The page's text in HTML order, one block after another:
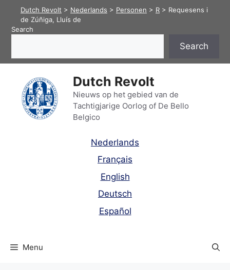
content
Dutch Revolt > Nederlands > Personen > R > Requesens i
de Zúñiga, Lluís de
Search
Search
Dutch Revolt
Nieuws op het gebied van de
Tachtigjarige Oorlog of De Bello
Belgico
Nederlands
Français
English
Deutsch
Español
Menu